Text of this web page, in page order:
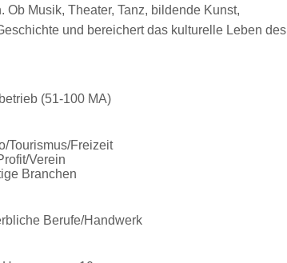
Musik, Theater, Tanz, bildende Kunst,
und bereichert das kulturelle Leben des
(51-100 MA)
Tourismus/Freizeit
Verein
Branchen
Berufe/Handwerk